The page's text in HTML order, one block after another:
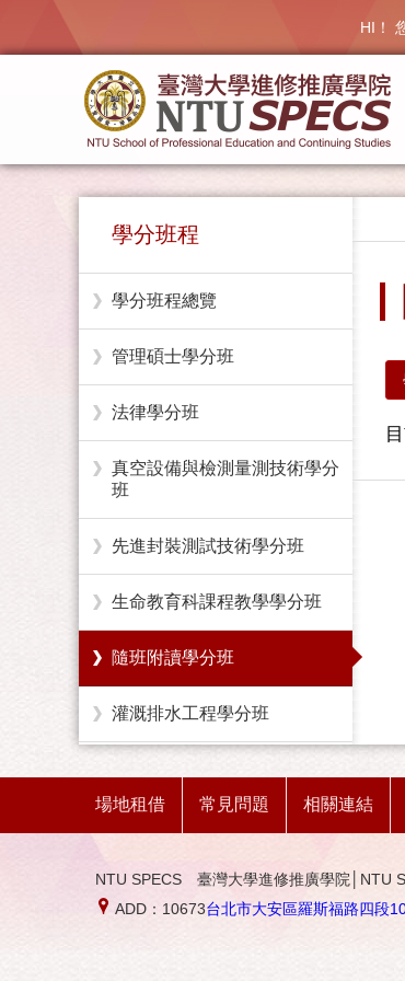
HI！
學分班程
學分班程總覽
管理碩士學分班
法律學分班
真空設備與檢測量測技術學分
班
先進封裝測試技術學分班
生命教育科課程教學學分班
隨班附讀學分班
灌溉排水工程學分班
勞工健康服務護理學分班
場地租借 常見問題 相關連結
NTU SPECS 臺灣大學進修推廣學院│NTU
ADD：10673台北市大安區羅斯福路四段